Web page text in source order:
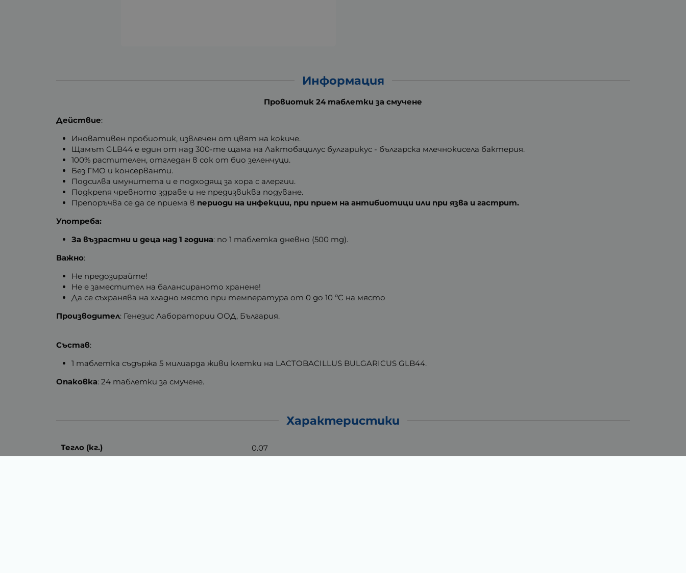
Информация
Провиотик 24 таблетки за смучене
Действие:
Иновативен пробиотик, извлечен от цвят на кокиче.
Щамът GLB44 е един от над 300-те щама на Лактобацилус булгарикус - българска млечнокисела бактерия.
100% растителен, отгледан в сок от био зеленчуци.
Без ГМО и консерванти.
Подсилва имунитета и е подходящ за хора с алергии.
Подкрепя чревното здраве и не предизвиква подуване.
Препоръчва се да се приема в периоди на инфекции, при прием на антибиотици или при язва и гастрит.
Употреба:
За възрастни и деца над 1 година: по 1 таблетка дневно (500 mg).
Важно:
Не предозирайте!
Не е заместител на балансираното хранене!
Да се съхранява на хладно място при температура от 0 до 10 ºC на място
Производител: Генезис Лаборатории ООД, България.
Състав:
1 таблетка съдържа 5 милиарда живи клетки на LACTOBACILLUS BULGARICUS GLB44.
Опаковка: 24 таблетки за смучене.
Характеристики
Тегло (кг.) 0.07